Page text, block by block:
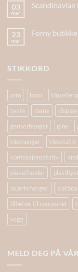
03
mar
23
mar
Forny
STIKKORD
arm barn
byste
dame display
genserhenger
gine
kleshenger
klesstativ
konfeksjonsstativ
plakatholder
skjørtehenger
tilbehør til sporpanel
vegg
MELD DEG PÅ